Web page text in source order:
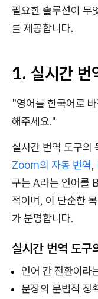
필요한 솔루션이 무
를 제공합니다.
1. 실시간 번
"영어를 한국어로
해주세요."
실시간 번역 도구의
Zoom의 자동 번역,
구는 A라는 언어를
적이며, 이 단순한
가 분명합니다.
실시간 번역 도구
언어 간 전환이라
문장의 문법적 정